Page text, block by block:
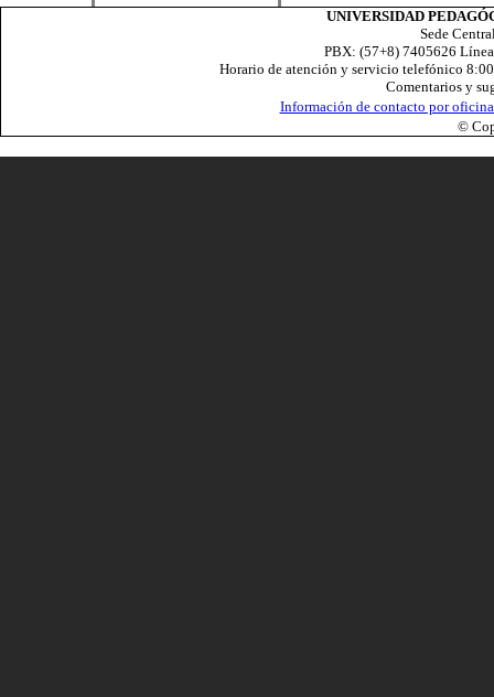
UNIVERSIDAD
Sede
PBX: (57+8) 7405626
Horario de atención y servicio telefónico
Comentarios y
Información de contacto por
©